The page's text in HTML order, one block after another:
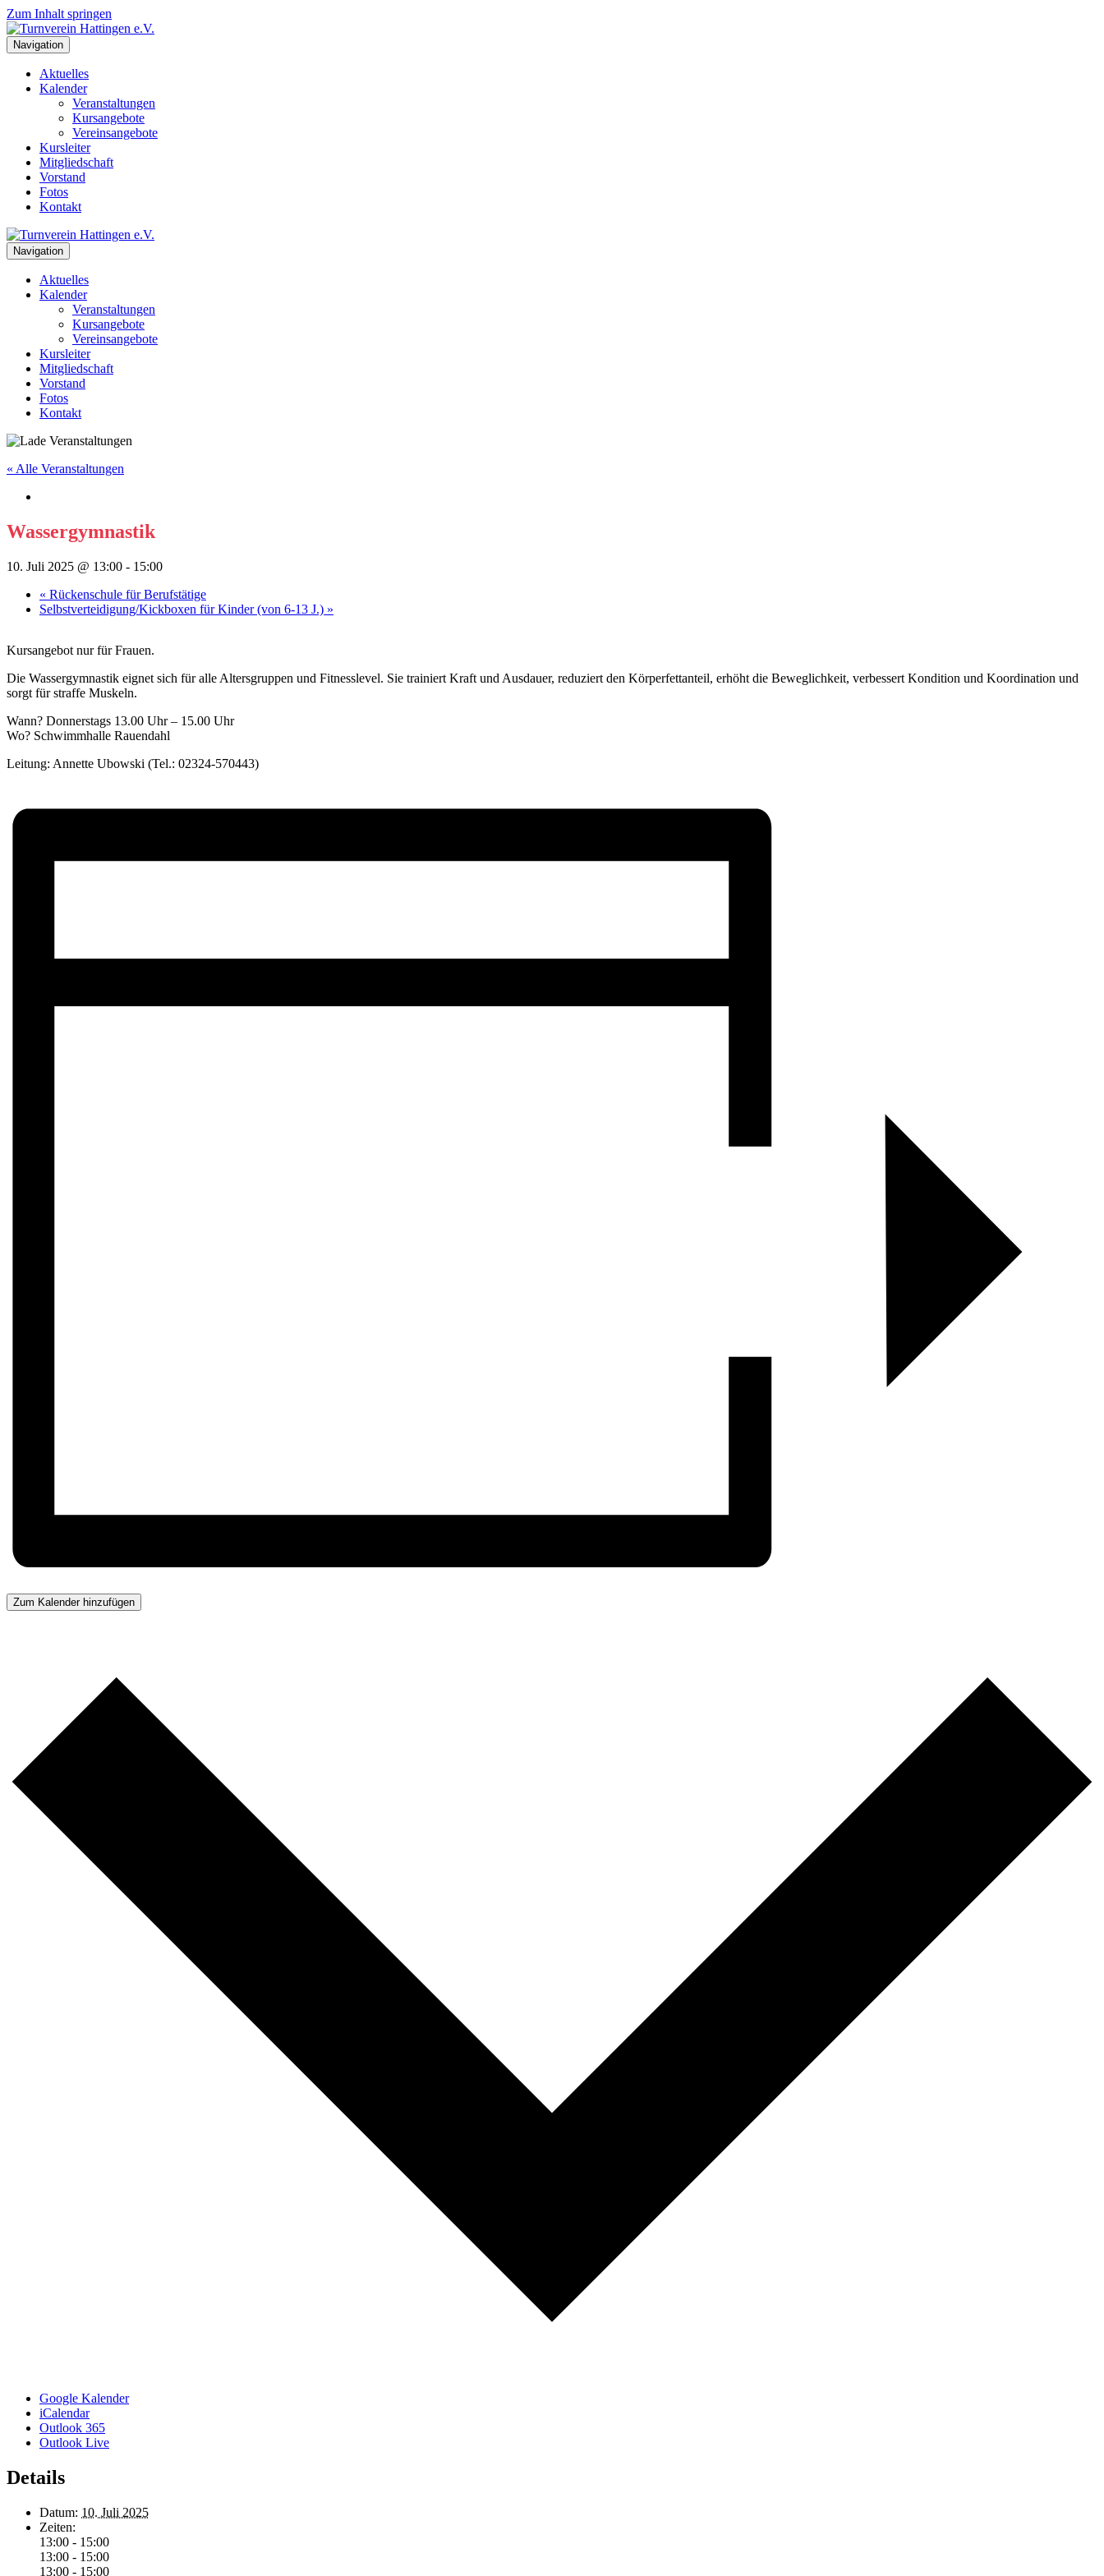
Zum Inhalt springen
Navigation
Aktuelles
Kalender
Veranstaltungen
Kursangebote
Vereinsangebote
Kursleiter
Mitgliedschaft
Vorstand
Fotos
Kontakt
Navigation
Aktuelles
Kalender
Veranstaltungen
Kursangebote
Vereinsangebote
Kursleiter
Mitgliedschaft
Vorstand
Fotos
Kontakt
« Alle Veranstaltungen
Wassergymnastik
10. Juli 2025 @ 13:00 - 15:00
« Rückenschule für Berufstätige
Selbstverteidigung/Kickboxen für Kinder (von 6-13 J.) »
Kursangebot nur für Frauen.
Die Wassergymnastik eignet sich für alle Altersgruppen und Fitnesslevel. Sie trainiert Kraft und Ausdauer, reduziert den Körperfettanteil, erhöht die Beweglichkeit, verbessert Kondition und Koordination und
sorgt für straffe Muskeln.
Wann? Donnerstags 13.00 Uhr – 15.00 Uhr
Wo? Schwimmhalle Rauendahl
Leitung: Annette Ubowski (Tel.: 02324-570443)
Zum Kalender hinzufügen
Google Kalender
iCalendar
Outlook 365
Outlook Live
Details
Datum: 10. Juli 2025
Zeiten:
13:00 - 15:00
13:00 - 15:00
13:00 - 15:00